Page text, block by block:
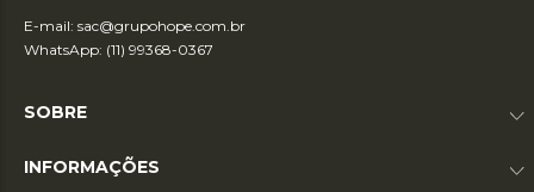
E-mail: sac@grupohope.com.br
WhatsApp: (11) 99368-0367
SOBRE
INFORMAÇÕES